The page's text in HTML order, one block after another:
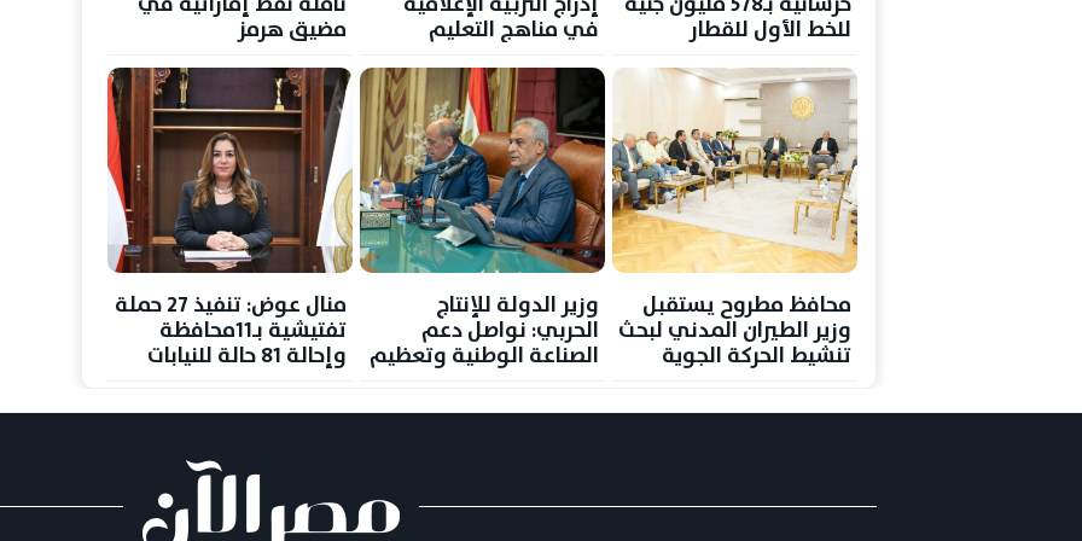
للخط الأول للقطار
في مناهج التعليم
الدراسي القادم
مضيق هرمز
محافظ مطروح يستقبل
وزير الطيران المدني لبحث
تنشيط الحركة الجوية
وزير الدولة للإنتاج
الحربي: نواصل دعم
الصناعة الوطنية وتعظيم
والطاقات المتاحة
منال عوض: تنفيذ 27 حملة
تفتيشية بـ11محافظة
وإحالة 81 حالة للنيابات